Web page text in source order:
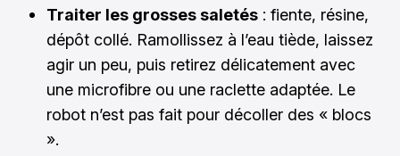
Traiter les grosses saletés : fiente, résine,
dépôt collé. Ramollissez à l’eau tiède, laissez
agir un peu, puis retirez délicatement avec
une microfibre ou une raclette adaptée. Le
robot n’est pas fait pour décoller des « blocs
».